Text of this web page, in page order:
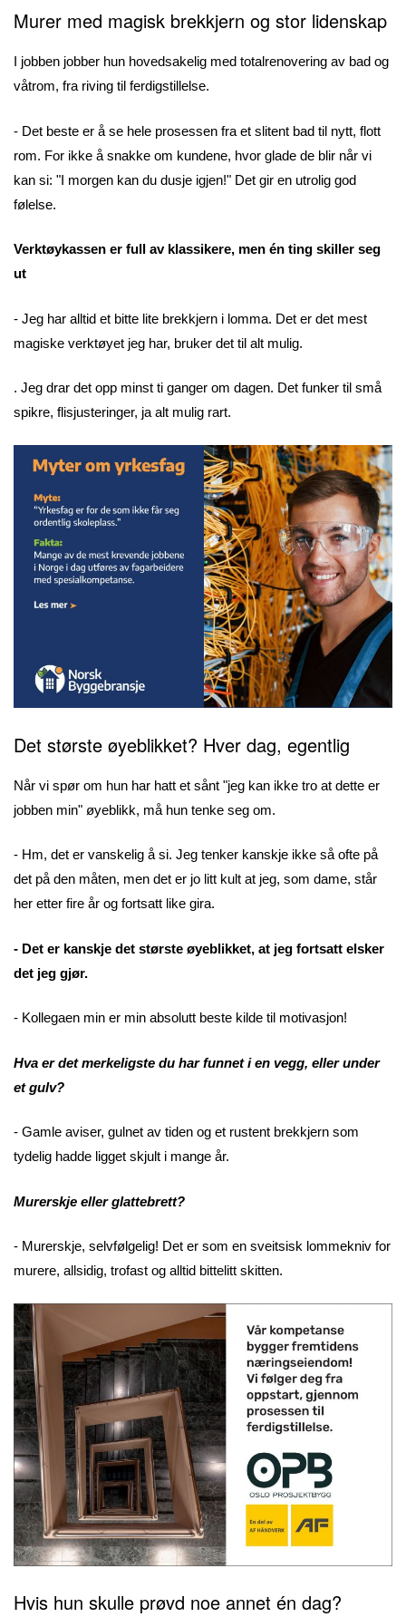
Murer med magisk brekkjern og stor lidenskap
I jobben jobber hun hovedsakelig med totalrenovering av bad og
våtrom, fra riving til ferdigstillelse.
- Det beste er å se hele prosessen fra et slitent bad til nytt, flott
rom. For ikke å snakke om kundene, hvor glade de blir når vi
kan si: "I morgen kan du dusje igjen!" Det gir en utrolig god
følelse.
Verktøykassen er full av klassikere, men én ting skiller seg
ut
- Jeg har alltid et bitte lite brekkjern i lomma. Det er det mest
magiske verktøyet jeg har, bruker det til alt mulig.
. Jeg drar det opp minst ti ganger om dagen. Det funker til små
spikre, flisjusteringer, ja alt mulig rart.
Det største øyeblikket? Hver dag, egentlig
Når vi spør om hun har hatt et sånt "jeg kan ikke tro at dette er
jobben min" øyeblikk, må hun tenke seg om.
- Hm, det er vanskelig å si. Jeg tenker kanskje ikke så ofte på
det på den måten, men det er jo litt kult at jeg, som dame, står
her etter fire år og fortsatt like gira.
- Det er kanskje det største øyeblikket, at jeg fortsatt elsker
det jeg gjør.
- Kollegaen min er min absolutt beste kilde til motivasjon!
Hva er det merkeligste du har funnet i en vegg, eller under
et gulv?
- Gamle aviser, gulnet av tiden og et rustent brekkjern som
tydelig hadde ligget skjult i mange år.
Murerskje eller glattebrett?
- Murerskje, selvfølgelig! Det er som en sveitsisk lommekniv for
murere, allsidig, trofast og alltid bittelitt skitten.
Hvis hun skulle prøvd noe annet én dag?